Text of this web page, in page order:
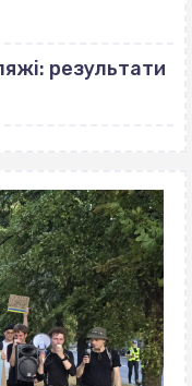
результати